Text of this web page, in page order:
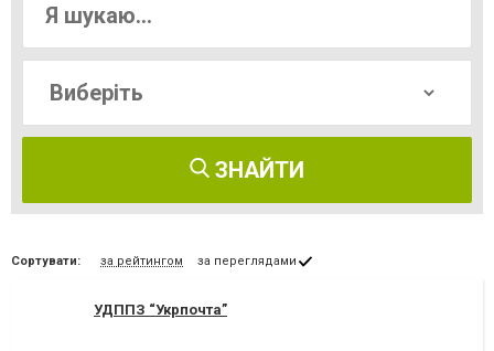
ЗНАЙТИ
Сортувати: за рейтингом за переглядами
УДППЗ “Укрпочта”